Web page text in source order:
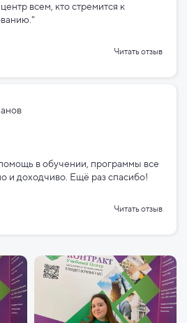
всем, кто стремится к
Читать отзыв
в обучении, программы все
и доходчиво. Ещё раз спасибо!
Читать отзыв